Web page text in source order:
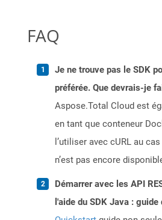
FAQ
Je ne trouve pas le SDK
préférée. Que devrais-je
Aspose.Total Cloud est
en tant que conteneur
l’utiliser avec cURL au
n’est pas encore
Démarrer avec les API
l'aide du SDK Java :